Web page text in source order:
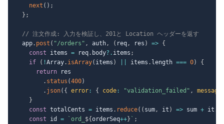
next ( ) ;
} ;
// 注文作成: 入力を検証し、201と Location ヘッダーを返す
  app
. post ( "/orders" , auth, ( req, res ) => {
const items = req. body?. items ;
if
( !Array. isArray( items ) items . length === 0)
{
return res
. status (400)
. json( { error : { code : "validation_failed" , message
}
const totalCents = items . reduce( ( sum, it ) => sum + it .
const id = ` ord_ ${orderSeq++} ` ;